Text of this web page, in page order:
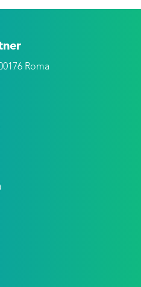
Roma